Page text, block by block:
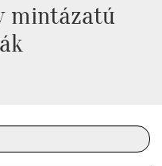
mintázatú